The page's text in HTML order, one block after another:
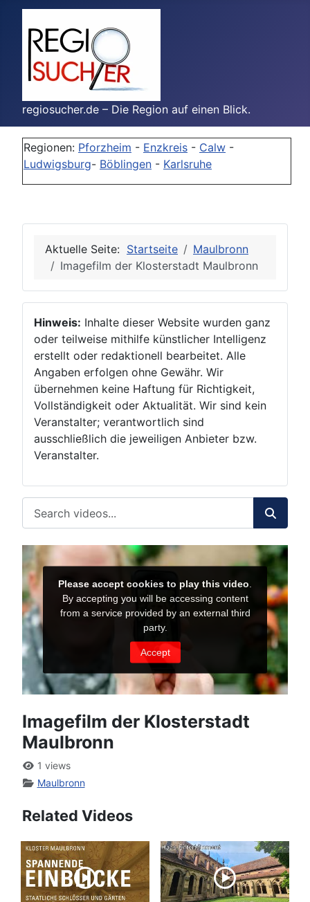
regiosucher.de – Die Region auf einen Blick.
Regionen: Pforzheim - Enzkreis - Calw -
Ludwigsburg- Böblingen - Karlsruhe
Aktuelle Seite: Startseite
Maulbronn
Imagefilm der Klosterstadt Maulbronn
Hinweis: Inhalte dieser Website wurden ganz
oder teilweise mithilfe künstlicher Intelligenz
erstellt oder redaktionell bearbeitet. Alle
Angaben erfolgen ohne Gewähr. Wir
übernehmen keine Haftung für Richtigkeit,
Vollständigkeit oder Aktualität. Wir sind kein
Veranstalter; verantwortlich sind
ausschließlich die jeweiligen Anbieter bzw.
Veranstalter.
Imagefilm der Klosterstadt
Maulbronn
1 views
Maulbronn
Related Videos